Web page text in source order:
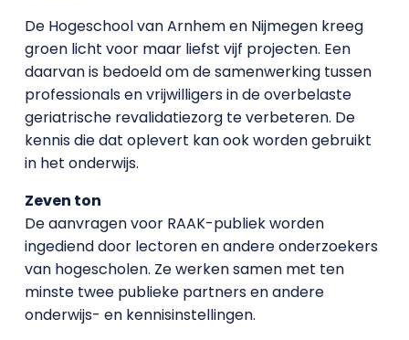
De Hogeschool van Arnhem en Nijmegen kreeg
groen licht voor maar liefst vijf projecten. Een
daarvan is bedoeld om de samenwerking tussen
professionals en vrijwilligers in de overbelaste
geriatrische revalidatiezorg te verbeteren. De
kennis die dat oplevert kan ook worden gebruikt
in het onderwijs.
Zeven ton
De aanvragen voor RAAK-publiek worden
ingediend door lectoren en andere onderzoekers
van hogescholen. Ze werken samen met ten
minste twee publieke partners en andere
onderwijs- en kennisinstellingen.